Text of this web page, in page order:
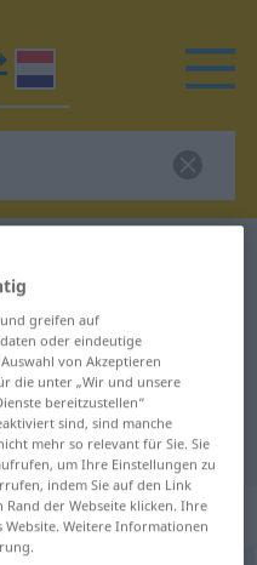
weiblich
greifen auf
oder eindeutige
von Akzeptieren
die unter „Wir und unsere
bereitzustellen“
sind, sind manche
mehr so relevant für Sie. Sie
um Ihre Einstellungen zu
indem Sie auf den Link
der Webseite klicken. Ihre
Weitere Informationen